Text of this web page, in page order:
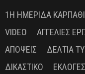
1Η ΗΜΕΡΊΔΑ
VIDEO
ΑΓΓΕΛΊΕΣ
ΑΠΌΨΕΙΣ
ΔΕΛΤΊΑ
ΔΙΚΑΣΤΙΚΌ